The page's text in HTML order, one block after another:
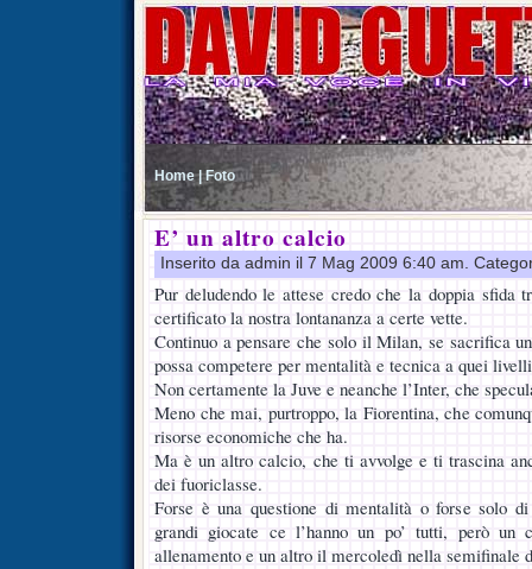
Home | Foto
E’ un altro calcio
Inserito da admin il 7 Mag 2009 6:40 am.
Pur deludendo le attese credo che la doppia sfida
certificato la nostra lontananza a certe vette.
Continuo a pensare che solo il Milan, se sacrifica
possa competere per mentalità e tecnica a quei
Non certamente la Juve e neanche l’Inter, che
Meno che mai, purtroppo, la Fiorentina, che
risorse economiche che ha.
Ma è un altro calcio, che ti avvolge e ti trascina
dei fuoriclasse.
Forse è una questione di mentalità o forse solo
grandi giocate ce l’hanno un po’ tutti, però
allenamento e un altro il mercoledì nella semifinale